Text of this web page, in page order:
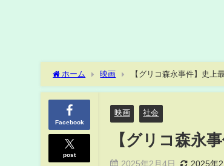
ホーム 映画 【グリコ森永事件】史上
Facebook
post
映画 社会
【グリコ森永
2025年2月4日 2025年